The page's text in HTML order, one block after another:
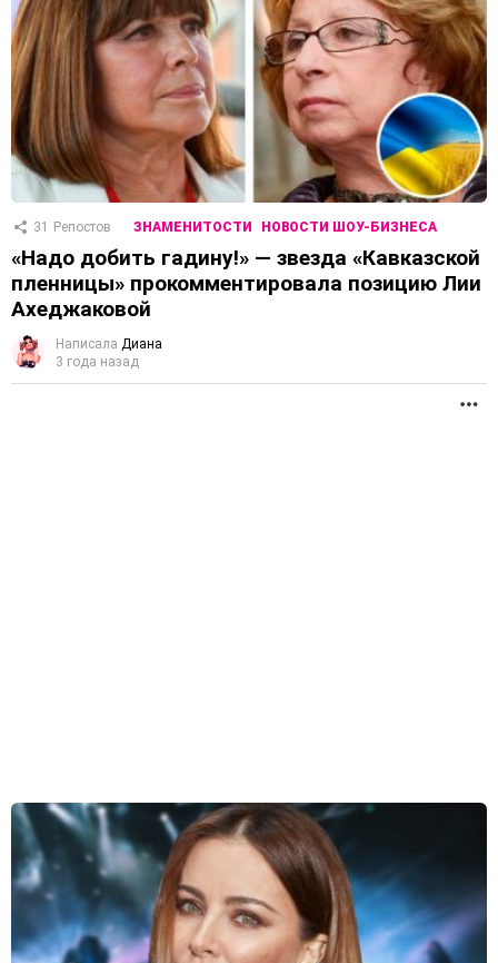
31 Репостов ЗНАМЕНИТОСТИ НОВОСТИ ШОУ-БИЗНЕСА
«Надо добить гадину!» — звезда «Кавказской
пленницы» прокомментировала позицию Лии
Ахеджаковой
Написала Диана
3 года назад